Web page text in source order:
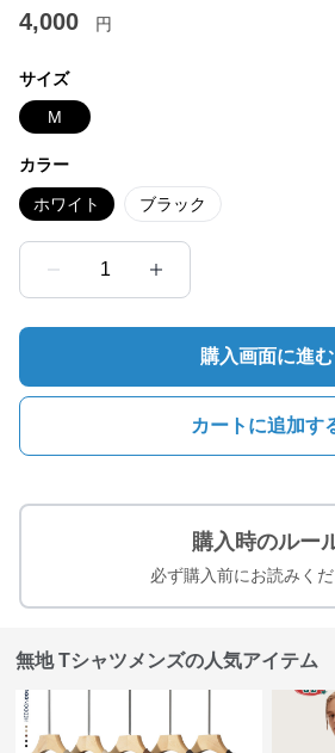
4,000 円
サイズ
M
カラー
ホワイト ブラック
1
購入画面に進む
カートに追加す
購入時のルー
必ず購入前にお読みくだ
無地 Tシャツメンズの人気アイテム